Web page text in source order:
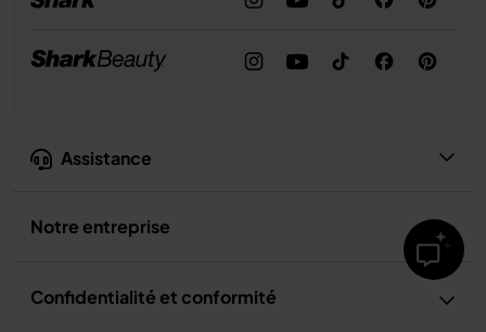
Assistance
Notre entreprise
Confidentialité et conformité